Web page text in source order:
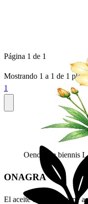
Oenothera biennis
ONAGRA
El aceite de onagra tiene
Página 1 de 1
Mostrando 1 a 1 de 1
1